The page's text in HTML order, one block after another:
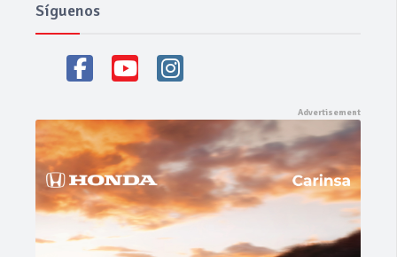
Síguenos